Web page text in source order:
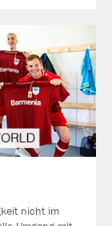
nicht im